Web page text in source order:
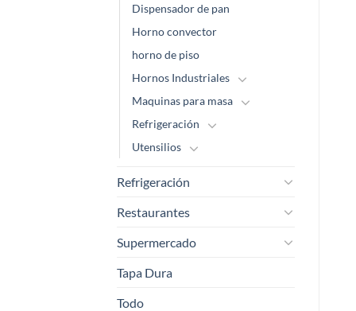
Dispensador de pan
Horno convector
horno de piso
Hornos Industriales
Maquinas para masa
Refrigeración
Utensilios
Refrigeración
Restaurantes
Supermercado
Tapa Dura
Todo